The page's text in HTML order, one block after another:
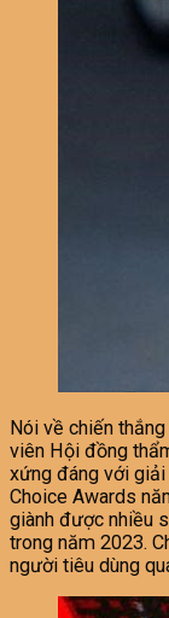
Nói về chiến
viên Hội đồng
xứng đáng với giải
Choice Awards
giành được nhiều
trong năm 2023.
người tiêu dùng